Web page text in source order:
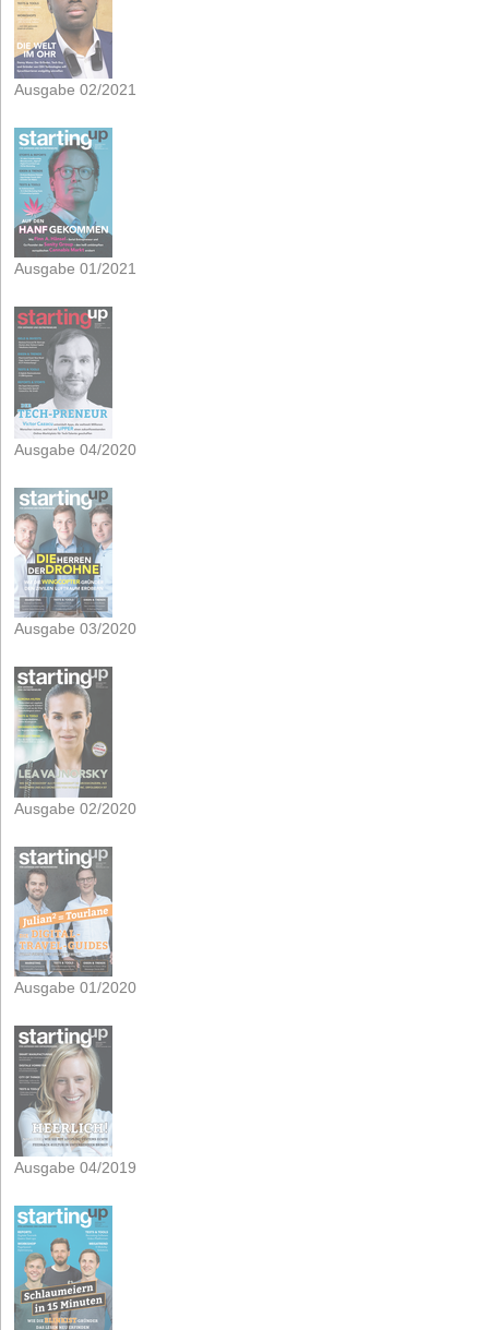
Ausgabe 02/2021
Ausgabe 01/2021
Ausgabe 04/2020
Ausgabe 03/2020
Ausgabe 02/2020
Ausgabe 01/2020
Ausgabe 04/2019